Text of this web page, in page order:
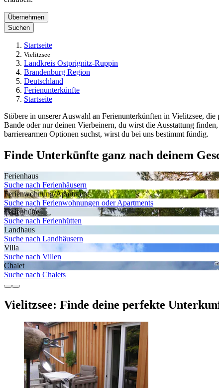
Übernehmen
Suchen
Startseite
Vielitzsee
Landkreis Ostprignitz-Ruppin
Brandenburg Region
Deutschland
Ferienunterkünfte
Startseite
Stöbere in unserer Auswahl an Ferienunterkünften in Vielitzsee,
Bande oder nur deinen Vierbeinern, du wirst die Ausstattung
barrierearmen Optionen suchst, wirst du bei uns bestimmt fündig.
Finde Unterkünfte ganz nach deinem
Ferienhaus
Suche nach Ferienhäusern
Ferienwohnung/Apartment
Suche nach Ferienwohnungen oder Apartments
Ferienhütte
Suche nach Ferienhütten
Landhaus
Suche nach Landhäusern
Villa
Suche nach Villen
Chalet
Suche nach Chalets
Vielitzsee: Finde deine perfekte